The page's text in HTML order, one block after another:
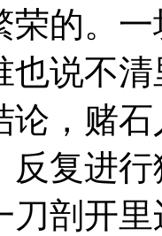
荣的。
也说不
论，赌
反复进
刀剖开里